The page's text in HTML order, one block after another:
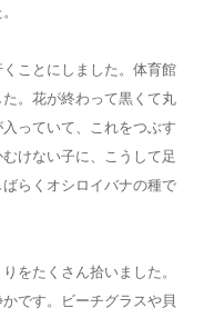
ことにしました。体育館
。花が終わって黒くて丸
っていて、これをつぶす
けない子に、こうして足
らくオシロイバナの種で
をたくさん拾いました。
です。ビーチグラスや貝